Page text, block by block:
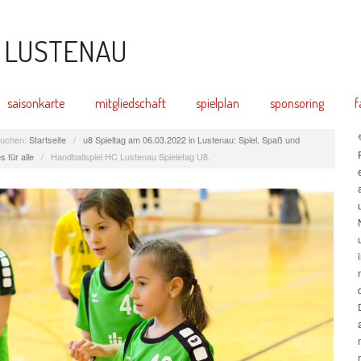
saisonkarte mitgliedschaft spielplan sponsoring
Startseite / u8 Spieltag am 06.03.2022 in Lustenau: Spiel, Spaß und
für alle / Handballspiel HC Lustenau Spieletag U8.